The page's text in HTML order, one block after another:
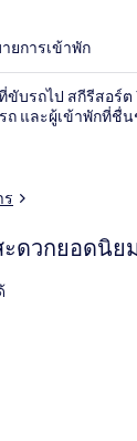
ยการเข้าพัก
ขับรถไป สกีรีสอร์
ถ และผู้เข้าพักที่ชื่
ดวกยอดนิย